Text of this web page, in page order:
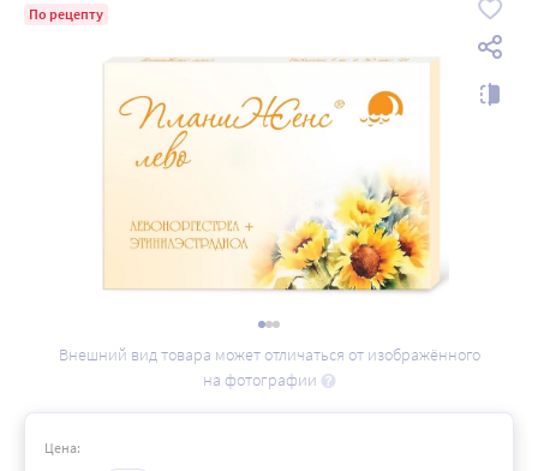
По рецепту
Внешний вид товара может отличаться от изображённого
на фотографии
Цена: